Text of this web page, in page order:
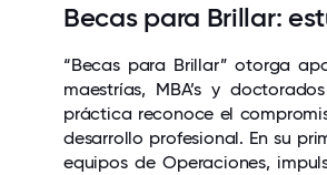
Becas para Brillar:
“Becas para Brillar” otorga
maestrías, MBA’s y
práctica reconoce el
desarrollo profesional. En su
equipos de Operaciones,